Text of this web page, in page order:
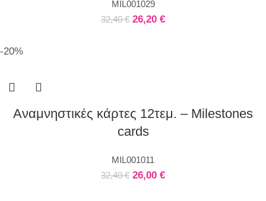
MIL001029
32,40€ 26,20 €
-20%
Αναμνηστικές κάρτες 12τεμ. – Milestones
cards
MIL001011
32,40€ 26,00 €